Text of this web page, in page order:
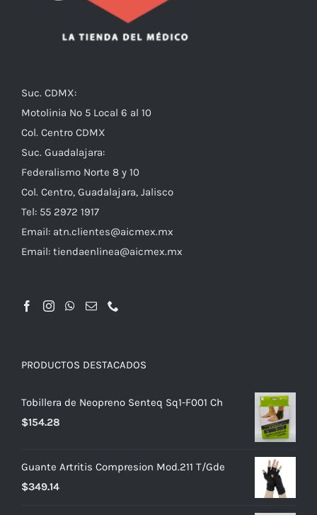
Suc. CDMX:
Motolinia No 5 Local 6 al 10
Col. Centro CDMX
Suc. Guadalajara:
Federalismo Norte 8 y 10
Col. Centro, Guadalajara, Jalisco
Tel: 55 2972 1917
Email: atn.clientes@aicmex.mx
Email: tiendaenlinea@aicmex.mx
PRODUCTOS DESTACADOS
Tobillera de Neopreno Senteq Sq1-F001 Ch
$154.28
Guante Artritis Compresion Mod.211 T/Gde
$349.14